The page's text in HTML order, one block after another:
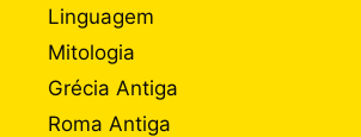
Linguagem
Mitologia
Grécia Antiga
Roma Antiga